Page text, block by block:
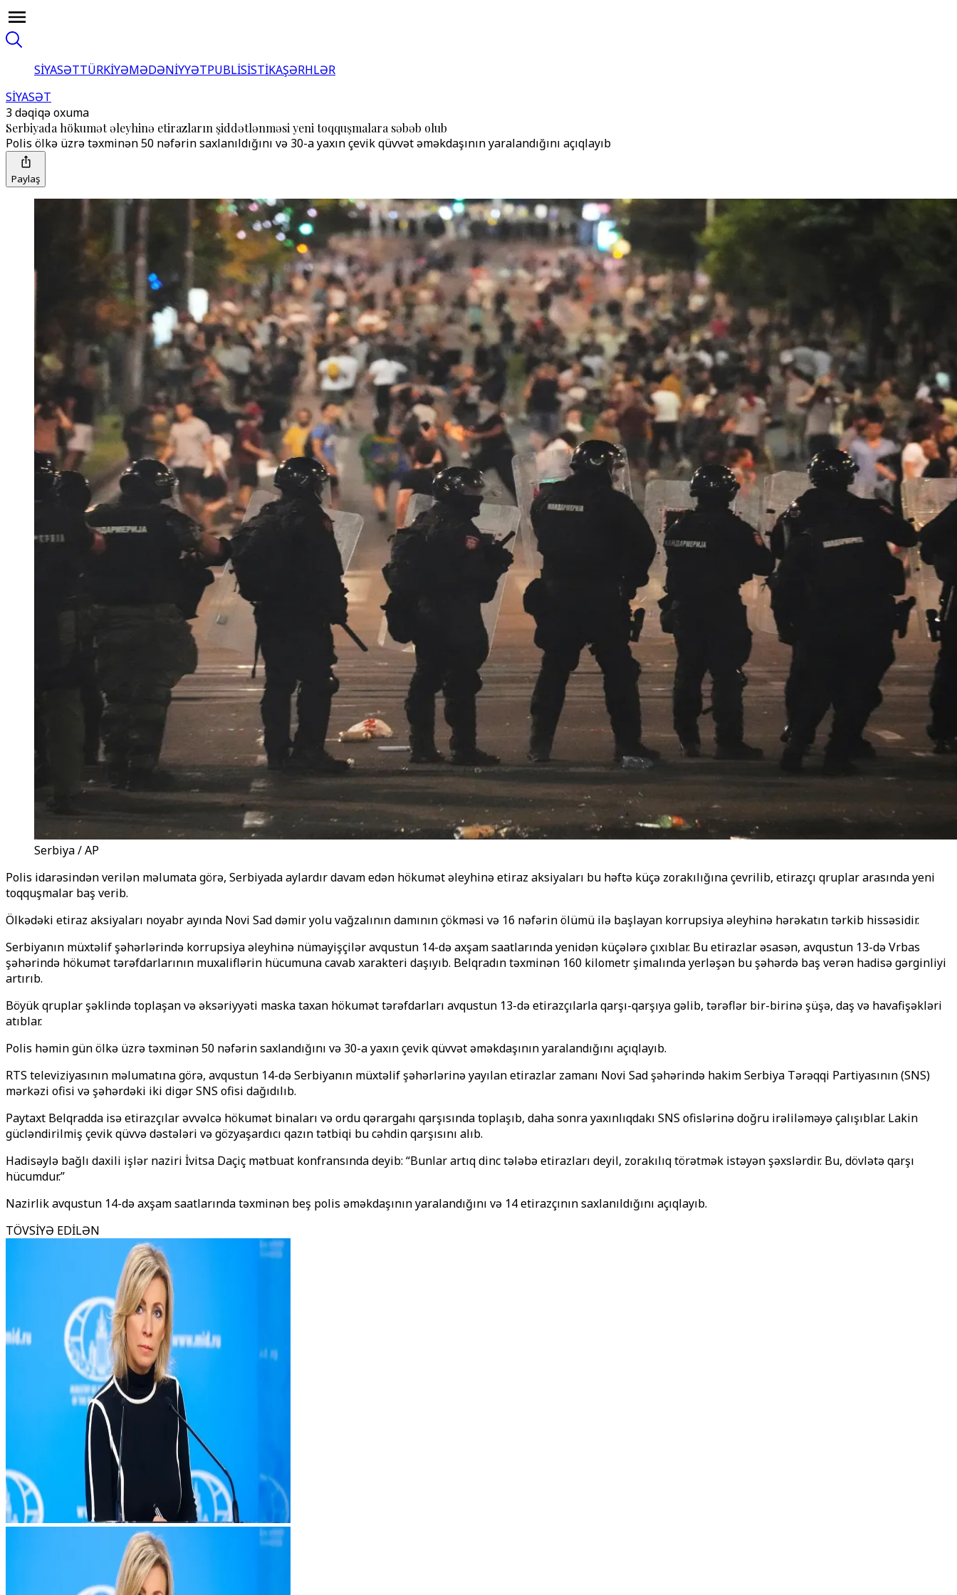
SİYASƏTTÜRKİYƏMƏDƏNİYYƏTPUBLİSİSTİKAŞƏRHLƏR
SİYASƏT
3 dəqiqə oxuma
Serbiyada hökumət əleyhinə etirazların şiddətlənməsi yeni toqquşmalara səbəb olub
Polis ölkə üzrə təxminən 50 nəfərin saxlanıldığını və 30-a yaxın çevik qüvvət əməkdaşının yaralandığını açıqlayıb
Paylaş
Serbiya / AP
Polis idarəsindən verilən məlumata görə, Serbiyada aylardır davam edən hökumət əleyhinə etiraz aksiyaları bu həftə küçə zorakılığına çevrilib, etirazçı qruplar arasında yeni
toqquşmalar baş verib.
Ölkədəki etiraz aksiyaları noyabr ayında Novi Sad dəmir yolu vağzalının damının çökməsi və 16 nəfərin ölümü ilə başlayan korrupsiya əleyhinə hərəkatın tərkib hissəsidir.
Serbiyanın müxtəlif şəhərlərində korrupsiya əleyhinə nümayişçilər avqustun 14-də axşam saatlarında yenidən küçələrə çıxıblar. Bu etirazlar əsasən, avqustun 13-də Vrbas
şəhərində hökumət tərəfdarlarının muxaliflərin hücumuna cavab xarakteri daşıyıb. Belqradın təxminən 160 kilometr şimalında yerləşən bu şəhərdə baş verən hadisə gərginliyi
artırıb.
Böyük qruplar şəklində toplaşan və əksəriyyəti maska taxan hökumət tərəfdarları avqustun 13-də etirazçılarla qarşı-qarşıya gəlib, tərəflər bir-birinə şüşə, daş və havafişəkləri
atıblar.
Polis həmin gün ölkə üzrə təxminən 50 nəfərin saxlandığını və 30-a yaxın çevik qüvvət əməkdaşının yaralandığını açıqlayıb.
RTS televiziyasının məlumatına görə, avqustun 14-də Serbiyanın müxtəlif şəhərlərinə yayılan etirazlar zamanı Novi Sad şəhərində hakim Serbiya Tərəqqi Partiyasının (SNS)
mərkəzi ofisi və şəhərdəki iki digər SNS ofisi dağıdılıb.
Paytaxt Belqradda isə etirazçılar əvvəlcə hökumət binaları və ordu qərargahı qarşısında toplaşıb, daha sonra yaxınlıqdakı SNS ofislərinə doğru irəliləməyə çalışıblar. Lakin
gücləndirilmiş çevik qüvvə dəstələri və gözyaşardıcı qazın tətbiqi bu cəhdin qarşısını alıb.
Hadisəylə bağlı daxili işlər naziri İvitsa Daçiç mətbuat konfransında deyib: “Bunlar artıq dinc tələbə etirazları deyil, zorakılıq törətmək istəyən şəxslərdir. Bu, dövlətə qarşı
hücumdur.”
Nazirlik avqustun 14-də axşam saatlarında təxminən beş polis əməkdaşının yaralandığını və 14 etirazçının saxlanıldığını açıqlayıb.
TÖVSİYƏ EDİLƏN